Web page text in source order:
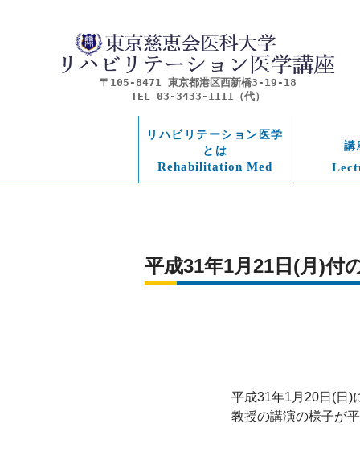
〒105-8471 東京都港区西新橋3-19-18
TEL 03-3433-1111（代）
リハビリテーション医学
とは
Rehabilitation Med
講
平成31年1月21日(月)付
平成31年1月20日(日)
教授の講演の様子が